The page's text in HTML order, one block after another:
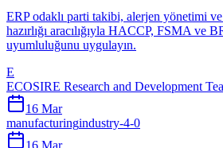
ERP odaklı parti takibi, alerjen yönetimi
hazırlığı aracılığıyla HACCP, FSMA ve
uyumluluğunu uygulayın.
E
ECOSIRE Research and Development
16 Mar
manufacturingindustry-4-0